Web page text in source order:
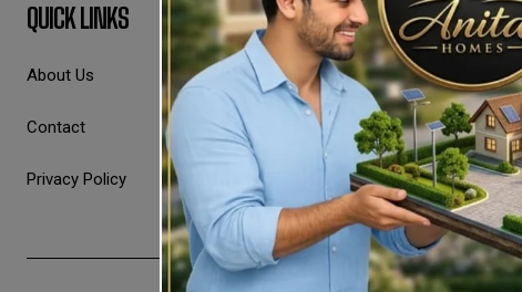
QUICK LINKS
About Us
Contact
Privacy Policy